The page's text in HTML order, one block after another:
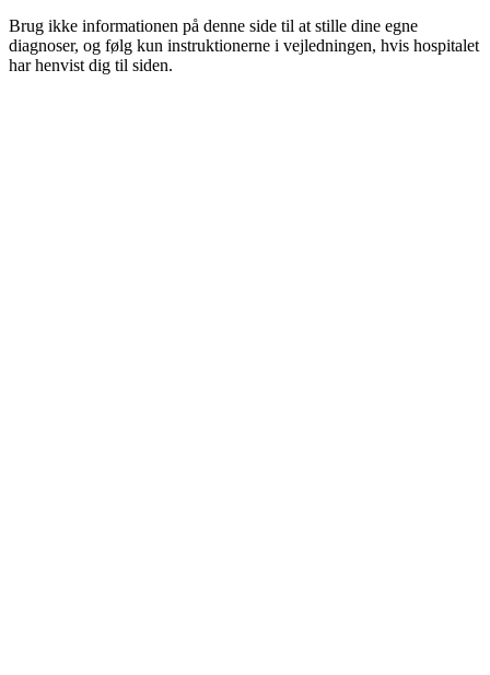
Brug ikke informationen på denne side til at stille dine egne
diagnoser, og følg kun instruktionerne i vejledningen, hvis hospitalet
har henvist dig til siden.